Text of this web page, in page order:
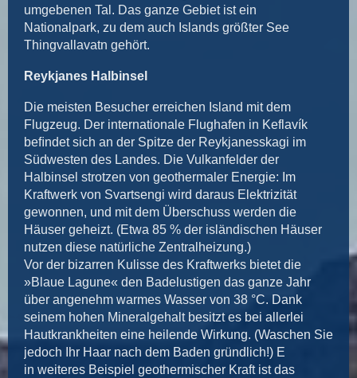
umgebenen Tal. Das ganze Gebiet ist ein
Nationalpark, zu dem auch Islands größter See
Thingvallavatn gehört.
Reykjanes Halbinsel
Die meisten Besucher erreichen Island mit dem
Flugzeug. Der internationale Flughafen in Keflavík
beﬁndet sich an der Spitze der Reykjanesskagi im
Südwesten des Landes. Die Vulkanfelder der
Halbinsel strotzen von geothermaler Energie: Im
Kraftwerk von Svartsengi wird daraus Elektrizität
gewonnen, und mit dem Überschuss werden die
Häuser geheizt. (Etwa 85 % der isländischen Häuser
nutzen diese natürliche Zentralheizung.)
Vor der bizarren Kulisse des Kraftwerks bietet die
»Blaue Lagune« den Badelustigen das ganze Jahr
über angenehm warmes Wasser von 38 °C. Dank
seinem hohen Mineralgehalt besitzt es bei allerlei
Hautkrankheiten eine heilende Wirkung. (Waschen Sie
jedoch Ihr Haar nach dem Baden gründlich!) E
in weiteres Beispiel geothermischer Kraft ist das